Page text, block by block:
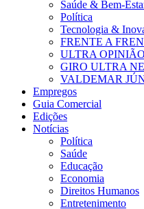
Saúde & Bem-
Política
Tecnologia &
FRENTE A
ULTRA OPINIÃO
GIRO ULTRA
VALDEMAR
Empregos
Guia Comercial
Edições
Notícias
Política
Saúde
Educação
Economia
Direitos Humanos
Entretenimento